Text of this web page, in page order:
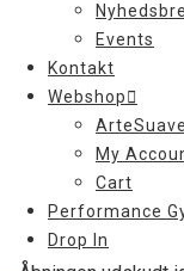
Events
Kontakt
Webshop
My
Cart
Performance
Drop In